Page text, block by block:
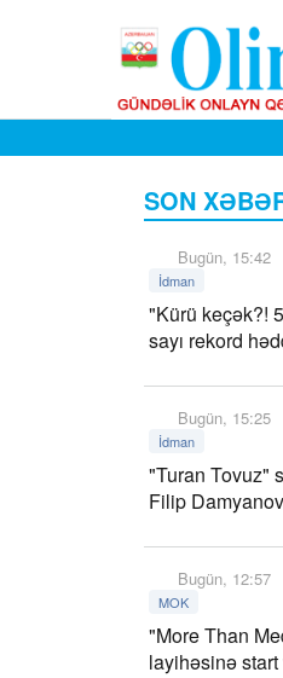
SON
Bugün, 15:42
İdman
"Kürü keçək?!
sayı rekord
Bugün, 15:25
İdman
"Turan Tovuz"
Filip
Bugün, 12:57
MOK
"More Than
layihəsinə